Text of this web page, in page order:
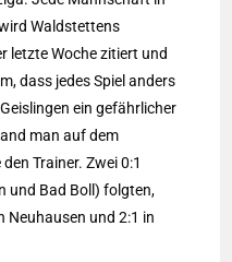
Waldstettens
letzte Woche zitiert und
dass jedes Spiel anders
ein gefährlicher
man auf dem
Trainer. Zwei 0:1
und Bad Boll) folgten,
Neuhausen und 2:1 in